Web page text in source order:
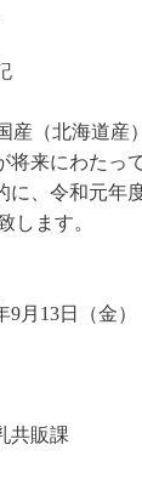
産（北海道産
来にわたっ
、令和元年
します。
9月 13日（金）
共販課